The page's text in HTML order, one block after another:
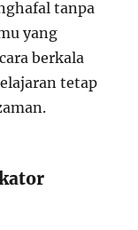
tanpa
yang
berkala
tetap